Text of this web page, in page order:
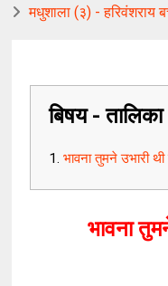
मधुशाला (३) - हरिवंशराय
बिषय - तालिका
भावना तुमने उभारी
भावना